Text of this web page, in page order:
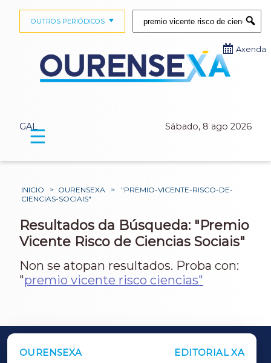
GAL Sábado, 8 ago 2026
OUTROS PERIÓDICOS
Axenda
☰
INICIO > OURENSEXA >
"PREMIO-VICENTE-RISCO-DE-
CIENCIAS-SOCIAIS"
Resultados da Búsqueda: "Premio
Vicente Risco de Ciencias Sociais"
Non se atopan resultados. Proba con:
"premio vicente risco ciencias"
OURENSEXA EDITORIAL XA
OUTROS PERIÓDICOS